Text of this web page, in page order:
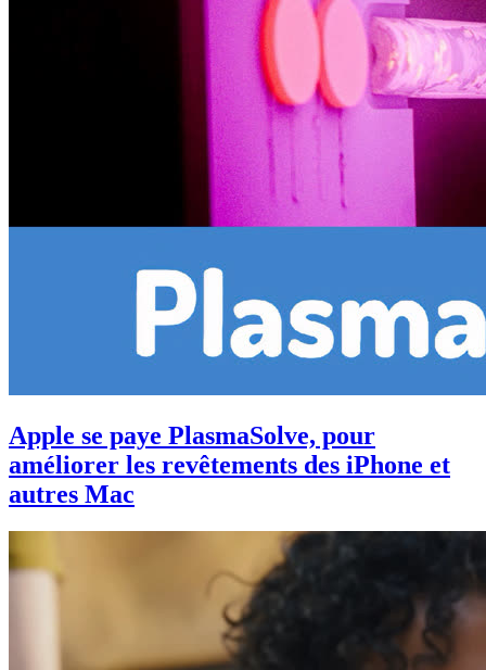
Apple se paye PlasmaSolve, pour
améliorer les revêtements des iPhone et
autres Mac